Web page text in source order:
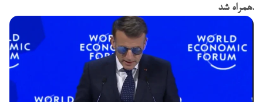
همراه شد.